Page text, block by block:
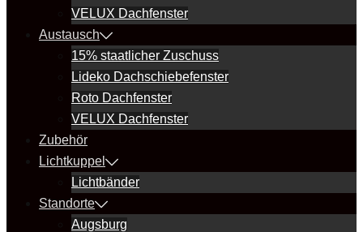
VELUX Dachfenster
Austausch
15% staatlicher Zuschuss
Lideko Dachschiebefenster
Roto Dachfenster
VELUX Dachfenster
Zubehör
Lichtkuppel
Lichtbänder
Standorte
Augsburg